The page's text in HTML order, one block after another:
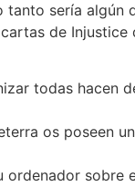
serí­a
de
todas hacen
os poseen
sobre